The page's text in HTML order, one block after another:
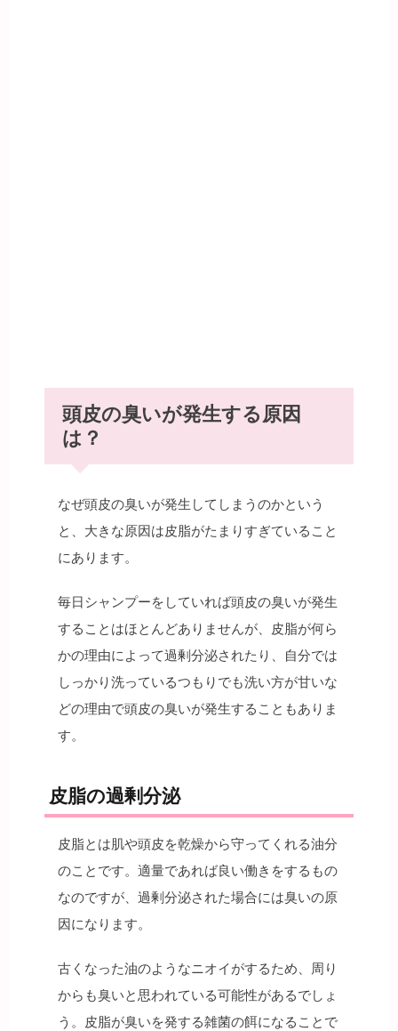
頭皮の臭いが発生する原因
は？
なぜ頭皮の臭いが発生してしまうのかという
と、大きな原因は皮脂がたまりすぎていること
にあります。
毎日シャンプーをしていれば頭皮の臭いが発生
することはほとんどありませんが、皮脂が何ら
かの理由によって過剰分泌されたり、自分では
しっかり洗っているつもりでも洗い方が甘いな
どの理由で頭皮の臭いが発生することもありま
す。
皮脂の過剰分泌
皮脂とは肌や頭皮を乾燥から守ってくれる油分
のことです。適量であれば良い働きをするもの
なのですが、過剰分泌された場合には臭いの原
因になります。
古くなった油のようなニオイがするため、周り
からも臭いと思われている可能性があるでしょ
う。皮脂が臭いを発する雑菌の餌になることで